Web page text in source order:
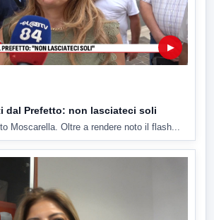
▶
dal Prefetto: non lasciateci soli
Moscarella. Oltre a rendere noto il flash...